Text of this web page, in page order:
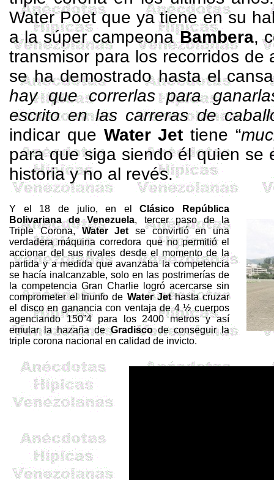
Water Poetque ya tiene en su
a la súper campeonaBambera,
transmisor para los recorridos de
se ha demostrado hasta el
hay que correrlas para
escrito en las carreras de
indicar que WaterJet tiene “
para que siga siendo él quien se
historia y no al revés.
Y el 18 de julio, en elClásico República
Bolivariana de Venezuela, tercer paso de la
Triple Corona,WaterJet se convirtió en una
verdadera máquina corredora que no permitió el
accionar del sus rivales desde el momento de la
partida y a medida que avanzaba la competencia
se hacía inalcanzable, solo en las postrimerías de
la competencia Gran Charlie logró acercarse sin
comprometer el triunfo de WaterJethasta cruzar
el disco en ganancia con ventaja de 4 ½ cuerpos
agenciando 150”4 para los 2400 metros y así
emular la hazaña deGradiscode conseguir la
triple corona nacional en calidad de invicto.